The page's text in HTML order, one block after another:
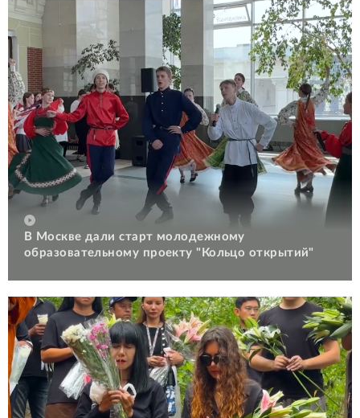
В Москве дали старт молодежному
образовательному проекту "Кольцо открытий"